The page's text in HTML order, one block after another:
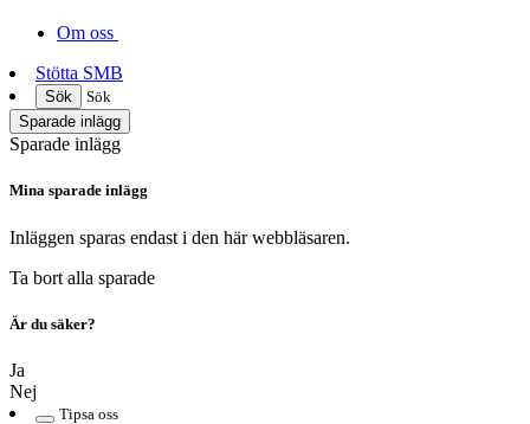
Om oss
Stötta SMB
Sök
Sök
Sparade inlägg
Sparade inlägg
Mina sparade inlägg
Inläggen sparas endast i den här webbläsaren.
Ta bort alla sparade
Är du säker?
Ja
Nej
Tipsa oss